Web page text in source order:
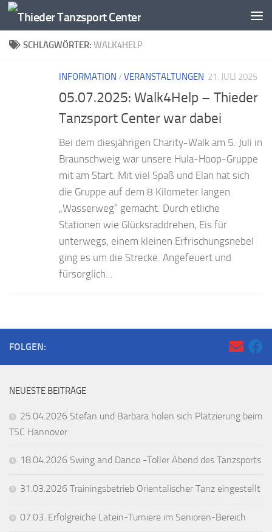
Zum Inhalt springen
SCHLAGWÖRTER: WALK4HELP
INFORMATION /VERANSTALTUNGEN 21. JULI 2025
05.07.2025: Walk4Help – Thieder
Tanzsport Center war dabei
Bei dem diesjährigen Charity-Walk am 5. Juli in
Braunschweig war unsere Hula-Hoop-Gruppe
mit am Start. Mit viel Spaß und Elan hat sich
die Gruppe auf dem 8 Kilometer langen
„Wasserweg“ gemacht. Durch etliche
Stationen wie Glücksraddrehen, Eis für
unterwegs, einem kleinen Erfrischungsnebel
ging es um die Strecke. Angefeuert und
fürsorglich...
FOLGEN:
NEUESTE BEITRÄGE
25.04.2026 Stefan und Barbara holen sich Platzierung beim
TSC Hannover
18.04.2026 Swing and Dance -Toller Abend des Tanzsports
31.03.2026 Trainingsbetrieb Orientalischer Tanz eingestellt
07.03. Erfolgreiche Latein-Turniere im Senioren-Bereich